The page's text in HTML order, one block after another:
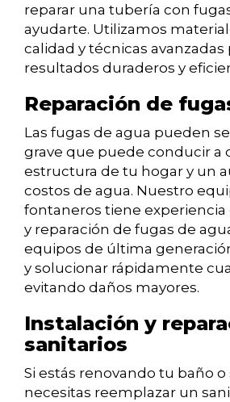
reparar una tubería con
ayudarte. Utilizamos
calidad y técnicas avanzadas
resultados duraderos y
Reparación de
Las fugas de agua pueden
grave que puede conducir a
estructura de tu hogar y un
costos de agua. Nuestro
fontaneros tiene experiencia
y reparación de fugas de
equipos de última
y solucionar rápidamente
evitando daños mayores.
Instalación y
sanitarios
Si estás renovando tu baño
necesitas reemplazar un